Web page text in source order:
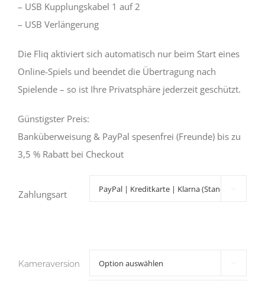
– USB Kupplungskabel 1 auf 2
– USB Verlängerung
Die Fliq aktiviert sich automatisch nur beim Start eines
Online-Spiels und beendet die Übertragung nach
Spielende – so ist Ihre Privatsphäre jederzeit geschützt.
Günstigster Preis:
Banküberweisung & PayPal spesenfrei (Freunde) bis zu
3,5 % Rabatt bei Checkout
Zahlungsart
Kameraversion